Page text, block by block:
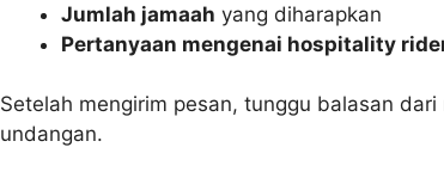
Jumlah jamaah yang diharapkan
Pertanyaan mengenai hospitality
Setelah mengirim pesan, tunggu balasan
undangan.